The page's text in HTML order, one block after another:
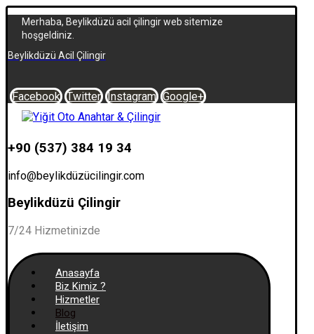
Merhaba, Beylikdüzü acil çilingir web sitemize
hoşgeldiniz.
Beylikdüzü Acil Çilingir
Facebook Twitter Instagram Google+
+90 (537) 384 19 34
info@beylikdüzücilingir.com
Beylikdüzü Çilingir
7/24 Hizmetinizde
Anasayfa
Biz Kimiz ?
Hizmetler
Blog
İletişim